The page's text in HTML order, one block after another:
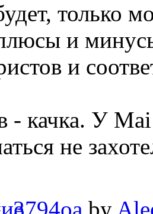
только
и
и
- качка. У Mai
не